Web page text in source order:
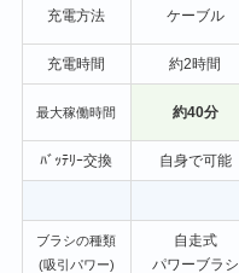
充電方法 ケーブル
充電時間 約2時間
最大稼働時間 約40分
ﾊﾞｯﾃﾘｰ交換 自身で可能
ブラシの種類
(吸引パワー)
自走式
パワーブラシ